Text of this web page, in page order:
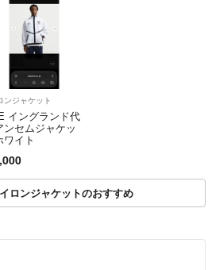
ンジャケット
イングランド代
ンセムジャケッ
ワイト
ロンジャケットのおすすめ